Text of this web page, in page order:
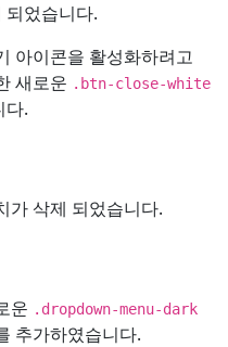
되었습니다.
아이콘을 활성화하려고
새로운 .btn-close-white
다.
가 삭제 되었습니다.
운 .dropdown-menu-dark
추가하였습니다.